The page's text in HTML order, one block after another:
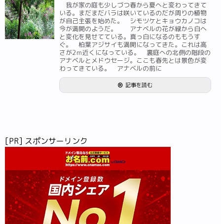
我が家の庭も少しづつ春から夏へと変わってきて
いる。まだまだバラは咲いているのだが周りの植物
が自己主張を始めた。 シモツケとキョウカノコは
今が満開のようだ。 アナベルの花が緑から白へ
と変化を見せてている。真っ白になるのももうす
ぐ。 柏葉アジサイも満開になってきた。これは高
さが2ｍ近くになっている。 裏庭への北側の階段の
アナベルとメドウセージ。ここも春先とは景色が変
わってきている。 アナベルの前に
記事を読む
[PR] スポンサーリンク